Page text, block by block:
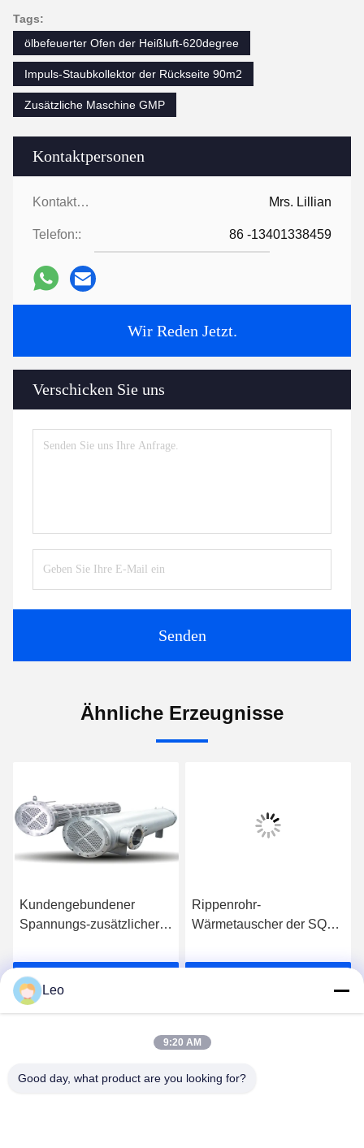
Kontaktpersonen
Kontaktpersonen: Mrs. Lillian
Telefon:: 86 -13401338459
Wir Reden Jetzt.
Verschicken Sie uns
Senden
Tags:
ölbefeuerter Ofen der Heißluft-620degree
Impuls-Staubkollektor der Rückseite 90m2
Zusätzliche Maschine GMP
Ähnliche Erzeugnisse
Kundengebundener
Spannungs-zusätzlicher
Tube Industrial Heat-
Austauscher 1500mm
Rippenrohr-
Wärmetauscher der SQR-
Maschinen-512mm für
Leo
9:20 AM
Good day, what product are you looking for?